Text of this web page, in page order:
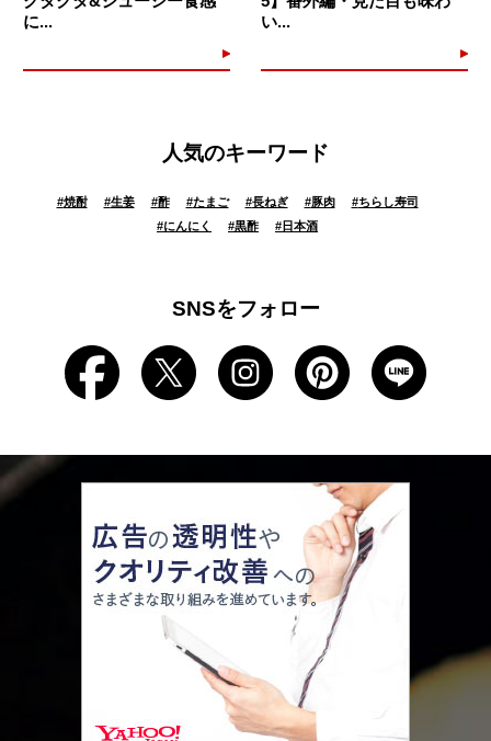
に...
い...
人気のキーワード
#焼酎 #生姜 #酢 #たまご #長ねぎ #豚肉 #ちらし寿司
#にんにく #黒酢 #日本酒
SNSをフォロー